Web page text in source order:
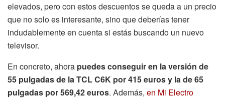
elevados, pero con estos descuentos se queda a un precio
que no solo es interesante, sino que deberías tener
indudablemente en cuenta si estás buscando un nuevo
televisor.
En concreto, ahora puedes conseguir en la versión de
55 pulgadas de la TCL C6K por 415 euros y la de 65
pulgadas por 569,42 euros. Además, en Mi Electro